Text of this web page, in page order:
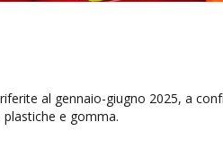
al gennaio-giugno 20​2​5, a
e gomma.